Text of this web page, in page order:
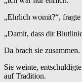
„Ehrlich womit?“, fragte
„Damit, dass dir
Da brach sie zusammen.
Sie weinte,
auf Tradition.